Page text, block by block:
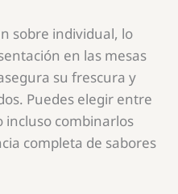
sobre individual, lo
en las mesas
su frescura y
Puedes elegir entre
incluso combinarlos
completa de sabores